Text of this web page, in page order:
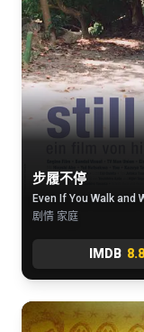
步履不停
Even If You Walk and
剧情 家庭
IMDB 8.8